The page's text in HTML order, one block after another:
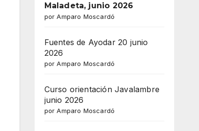
Maladeta, junio 2026
por Amparo Moscardó
Fuentes de Ayodar 20 junio
2026
por Amparo Moscardó
Curso orientación Javalambre
junio 2026
por Amparo Moscardó